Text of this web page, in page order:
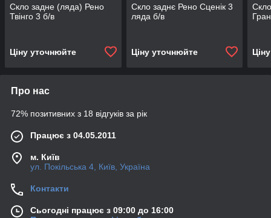
Скло задне (ляда) Рено
Твінго 3 б/в
Ціну уточнюйте
Скло заднє Рено Сценік 3
ляда б/в
Ціну уточнюйте
Про нас
72% позитивних з 18 відгуків за рік
Працює з 04.05.2011
м. Київ
ул. Покільська 4, Київ, Україна
Контакти
Сьогодні працює з 09:00 до 16:00